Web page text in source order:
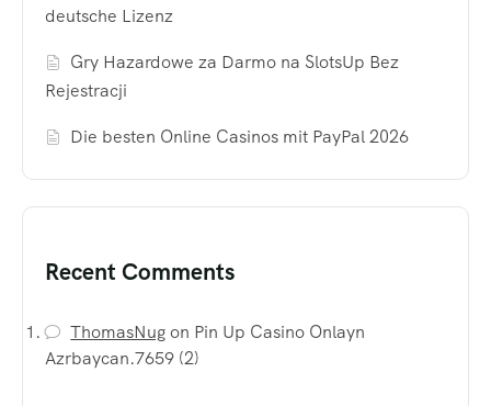
deutsche Lizenz
Gry Hazardowe za Darmo na SlotsUp Bez
Rejestracji
Die besten Online Casinos mit PayPal 2026
Recent Comments
ThomasNugon Pin Up Casino Onlayn
Azrbaycan.7659 (2)